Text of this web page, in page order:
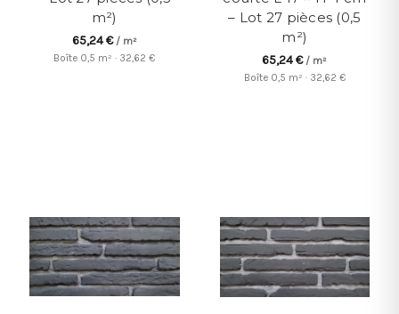
m²)
65,24 € / m²
Boîte 0,5 m² · 32,62 €
– Lot 27 pièces (0,5
m²)
65,24 € / m²
Boîte 0,5 m² · 32,62 €